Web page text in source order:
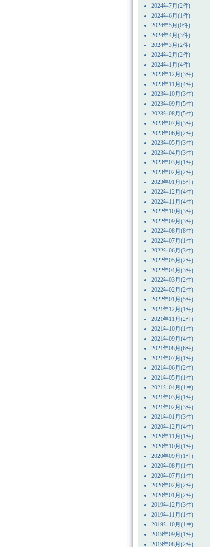
2024年7月(2件)
2024年6月(1件)
2024年5月(0件)
2024年4月(3件)
2024年3月(2件)
2024年2月(2件)
2024年1月(4件)
2023年12月(3件)
2023年11月(4件)
2023年10月(3件)
2023年09月(5件)
2023年08月(5件)
2023年07月(3件)
2023年06月(2件)
2023年05月(3件)
2023年04月(3件)
2023年03月(1件)
2023年02月(2件)
2023年01月(5件)
2022年12月(4件)
2022年11月(4件)
2022年10月(3件)
2022年09月(3件)
2022年08月(8件)
2022年07月(1件)
2022年06月(3件)
2022年05月(2件)
2022年04月(3件)
2022年03月(2件)
2022年02月(2件)
2022年01月(5件)
2021年12月(1件)
2021年11月(2件)
2021年10月(1件)
2021年09月(4件)
2021年08月(6件)
2021年07月(1件)
2021年06月(2件)
2021年05月(1件)
2021年04月(1件)
2021年03月(1件)
2021年02月(3件)
2021年01月(3件)
2020年12月(4件)
2020年11月(1件)
2020年10月(1件)
2020年09月(1件)
2020年08月(1件)
2020年07月(1件)
2020年02月(2件)
2020年01月(2件)
2019年12月(3件)
2019年11月(1件)
2019年10月(1件)
2019年09月(1件)
2019年08月(2件)